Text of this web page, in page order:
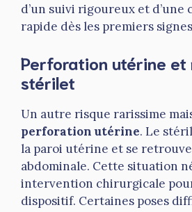
d’un suivi rigoureux et d’une
rapide dès les premiers
Perforation utérine et
stérilet
Un autre risque rarissime
perforation utérine. Le
la paroi utérine et se
abdominale. Cette situation
intervention chirurgicale
dispositif. Certaines poses